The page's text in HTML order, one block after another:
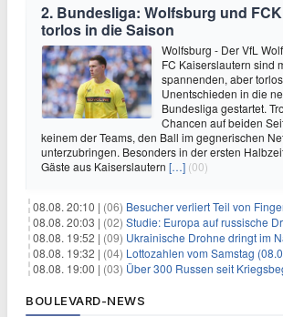
2. Bundesliga: Wolfsburg und
torlos in die Saison
Wolfsburg - Der VfL
FC Kaiserslautern sind
spannenden, aber
Unentschieden in die
Bundesliga gestartet.
Chancen auf beiden
keinem der Teams, den Ball im gegnerischen
unterzubringen. Besonders in der ersten
Gäste aus Kaiserslautern […] (00)
08.08. 20:10 | (06) Besucher verliert Teil von
08.08. 20:03 | (02) Studie: Europa auf russische
08.08. 19:52 | (09) Ukrainische Drohne dringt im
08.08. 19:32 | (04) Lottozahlen vom Samstag
08.08. 19:00 | (03) Über 300 Russen seit
BOULEVARD-NEWS